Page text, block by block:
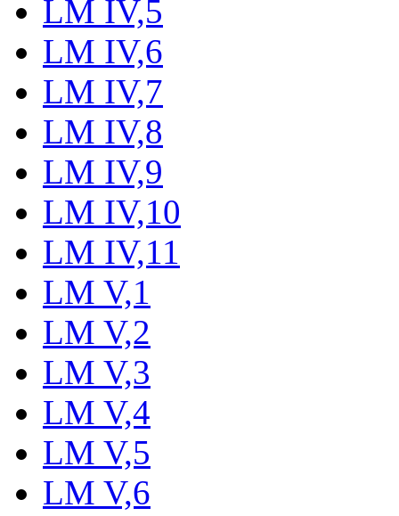
LM IV,5
LM IV,6
LM IV,7
LM IV,8
LM IV,9
LM IV,10
LM IV,11
LM V,1
LM V,2
LM V,3
LM V,4
LM V,5
LM V,6